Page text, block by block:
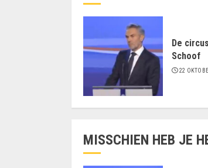
De
Schoof
22
MISSCHIEN HEB JE